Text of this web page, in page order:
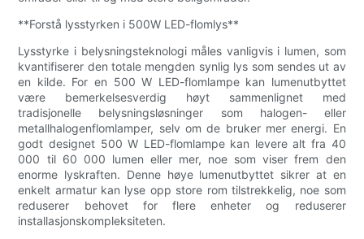
**Forstå lysstyrken i 500W LED-flomlys**
Lysstyrke i belysningsteknologi måles vanligvis i lumen, som
kvantifiserer den totale mengden synlig lys som sendes ut av
en kilde. For en 500 W LED-flomlampe kan lumenutbyttet
være bemerkelsesverdig høyt sammenlignet med
tradisjonelle belysningsløsninger som halogen- eller
metallhalogenflomlamper, selv om de bruker mer energi. En
godt designet 500 W LED-flomlampe kan levere alt fra 40
000 til 60 000 lumen eller mer, noe som viser frem den
enorme lyskraften. Denne høye lumenutbyttet sikrer at en
enkelt armatur kan lyse opp store rom tilstrekkelig, noe som
reduserer behovet for flere enheter og reduserer
installasjonskompleksiteten.